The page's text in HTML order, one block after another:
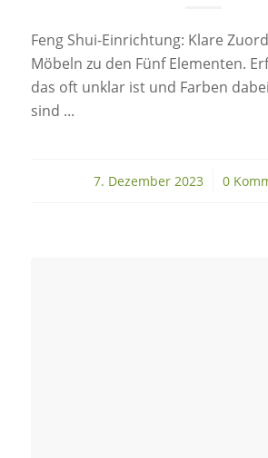
Feng Shui-Einrichtung: Klare
Möbeln zu den Fünf Elementen.
das oft unklar ist und Farben
sind ...
7. Dezember 2023
/ 0